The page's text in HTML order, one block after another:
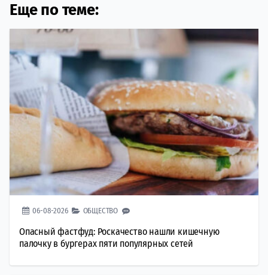
Еще по теме:
06-08-2026 ОБЩЕСТВО
Опасный фастфуд: Роскачество нашли кишечную
палочку в бургерах пяти популярных сетей